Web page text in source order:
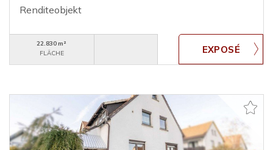
Renditeobjekt
22.830 m²
FLÄCHE